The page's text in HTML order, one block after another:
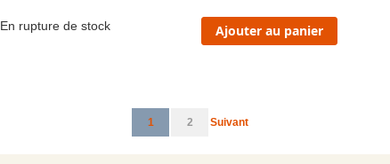
En rupture de stock Ajouter au panier
PageVous lisez actuellement la page
1 Page
2 Page
Suivant